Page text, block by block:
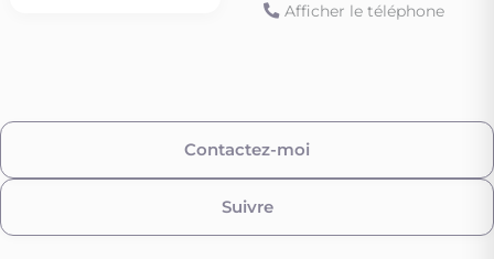
Afficher le téléphone
Contactez-moi
Suivre